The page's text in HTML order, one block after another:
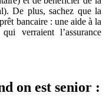
De plus, sachez que la
bancaire : une aide à la
verraient l’assurance
on est senior :